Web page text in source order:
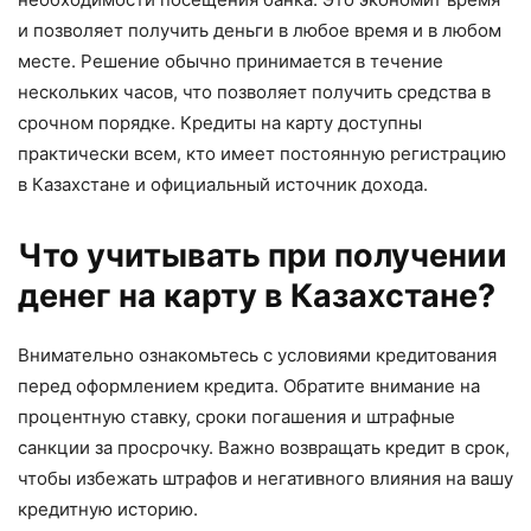
и позволяет получить деньги в любое время и в любом
месте. Решение обычно принимается в течение
нескольких часов, что позволяет получить средства в
срочном порядке. Кредиты на карту доступны
практически всем, кто имеет постоянную регистрацию
в Казахстане и официальный источник дохода.
Что учитывать при получении
денег на карту в Казахстане?
Внимательно ознакомьтесь с условиями кредитования
перед оформлением кредита. Обратите внимание на
процентную ставку, сроки погашения и штрафные
санкции за просрочку. Важно возвращать кредит в срок,
чтобы избежать штрафов и негативного влияния на вашу
кредитную историю.